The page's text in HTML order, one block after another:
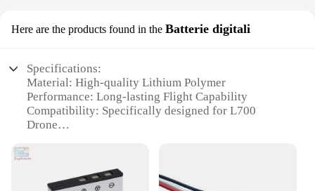
Here are the products found in the Batterie digitali
Specifications:
Material: High-quality Lithium Polymer
Performance: Long-lasting Flight Capability
Compatibility: Specifically designed for L700
Drone
Weight: Lightweight for optimal drone performance
Size: Compact for easy handling and storage